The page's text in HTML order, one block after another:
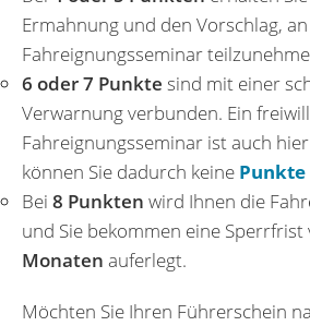
Ermahnung und den Vorschlag,
Fahreignungsseminar
6 oder 7 Punkte sind mit einer
Verwarnung verbunden. Ein
Fahreignungsseminar ist auch
können Sie dadurch keine Punkte
Bei 8 Punkten wird Ihnen die
und Sie bekommen eine Sperrfrist
Monaten auferlegt.
Möchten Sie Ihren Führerschein